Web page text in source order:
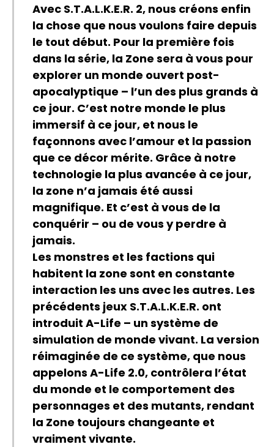
Avec S.T.A.L.K.E.R. 2, nous créons enfin
la chose que nous voulons faire depuis
le tout début. Pour la première fois
dans la série, la Zone sera à vous pour
explorer un monde ouvert post-
apocalyptique – l’un des plus grands à
ce jour. C’est notre monde le plus
immersif à ce jour, et nous le
façonnons avec l’amour et la passion
que ce décor mérite. Grâce à notre
technologie la plus avancée à ce jour,
la zone n’a jamais été aussi
magnifique. Et c’est à vous de la
conquérir – ou de vous y perdre à
jamais.
Les monstres et les factions qui
habitent la zone sont en constante
interaction les uns avec les autres. Les
précédents jeux S.T.A.L.K.E.R. ont
introduit A-Life – un système de
simulation de monde vivant. La version
réimaginée de ce système, que nous
appelons A-Life 2.0, contrôlera l’état
du monde et le comportement des
personnages et des mutants, rendant
la Zone toujours changeante et
vraiment vivante.